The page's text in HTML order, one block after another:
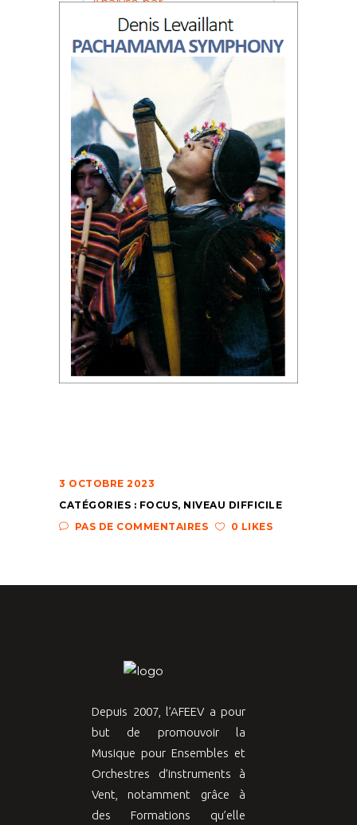
Philippe BUCHIN
3 OCTOBRE 2023
CATÉGORIES : FOCUS, NIVEAU DIFFICILE
PAS DE COMMENTAIRES
0 LIKES
Depuis 2007, l’AFEEV a pour
but de promouvoir la
Musique pour Ensembles et
Orchestres d’instruments à
Vent, notamment grâce à
des Formations qu’elle